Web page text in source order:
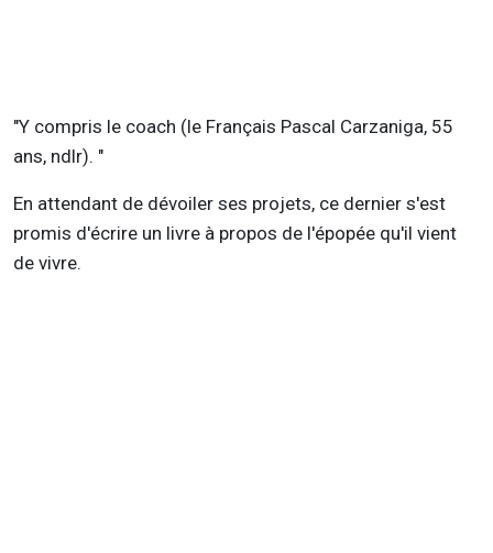
"Y compris le coach (le Français Pascal Carzaniga, 55
ans, ndlr). "
En attendant de dévoiler ses projets, ce dernier s'est
promis d'écrire un livre à propos de l'épopée qu'il vient
de vivre.